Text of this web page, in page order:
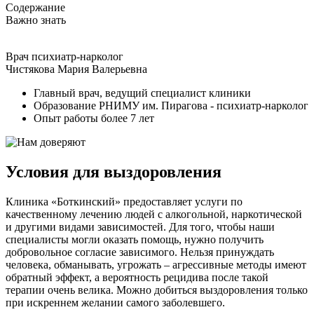
Содержание
Важно знать
Врач психиатр-нарколог
Чистякова Мария Валерьевна
Главный врач, ведущий специалист клиники
Образование РНИМУ им. Пирагова - психиатр-нарколог
Опыт работы более 7 лет
Условия для выздоровления
Клиника «Боткинский» предоставляет услуги по
качественному лечению людей с алкогольной, наркотической
и другими видами зависимостей. Для того, чтобы наши
специалисты могли оказать помощь, нужно получить
добровольное согласие зависимого. Нельзя принуждать
человека, обманывать, угрожать – агрессивные методы имеют
обратный эффект, а вероятность рецидива после такой
терапии очень велика. Можно добиться выздоровления только
при искреннем желании самого заболевшего.